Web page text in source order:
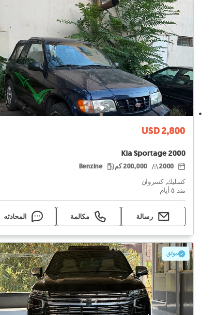
USD 2,800
Kia Sportage 2000
2000 200,000 كم Benzine
كسليك, كسروان
منذ ٥ أيام
رسالة مكالمة المحادثه
موثق